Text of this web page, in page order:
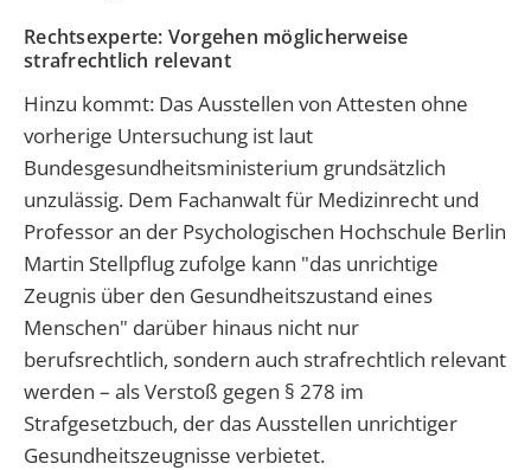
Rechtsexperte: Vorgehen möglicherweise
strafrechtlich relevant
Hinzu kommt: Das Ausstellen von Attesten ohne
vorherige Untersuchung ist laut
Bundesgesundheitsministerium grundsätzlich
unzulässig. Dem Fachanwalt für Medizinrecht und
Professor an der Psychologischen Hochschule Berlin
Martin Stellpflug zufolge kann "das unrichtige
Zeugnis über den Gesundheitszustand eines
Menschen" darüber hinaus nicht nur
berufsrechtlich, sondern auch strafrechtlich relevant
werden – als Verstoß gegen § 278 im
Strafgesetzbuch, der das Ausstellen unrichtiger
Gesundheitszeugnisse verbietet.